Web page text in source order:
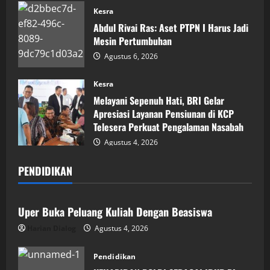
Kesra
Abdul Rivai Ras: Aset PTPN I Harus Jadi
Mesin Pertumbuhan
Agustus 6, 2026
Kesra
Melayani Sepenuh Hati, BRI Gelar
Apresiasi Layanan Pensiunan di KCP
Telesera Perkuat Pengalaman Nasabah
Agustus 4, 2026
PENDIDIKAN
Pendidikan
Uper Buka Peluang Kuliah Dengan Beasiswa
Agustus 4, 2026
Pendidikan